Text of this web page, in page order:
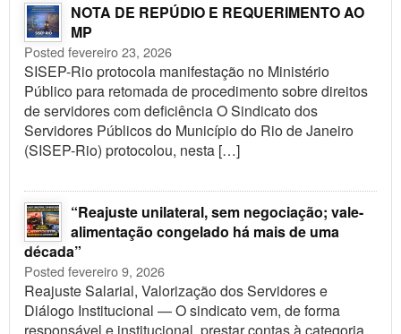
NOTA DE REPÚDIO E REQUERIMENTO AO
MP
Posted fevereiro 23, 2026
SISEP-Rio protocola manifestação no Ministério
Público para retomada de procedimento sobre direitos
de servidores com deficiência O Sindicato dos
Servidores Públicos do Município do Rio de Janeiro
(SISEP-Rio) protocolou, nesta […]
“Reajuste unilateral, sem negociação; vale-
alimentação congelado há mais de uma
década”
Posted fevereiro 9, 2026
Reajuste Salarial, Valorização dos Servidores e
Diálogo Institucional — O sindicato vem, de forma